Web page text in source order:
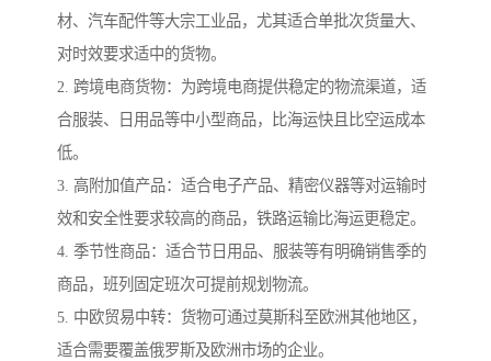
材、汽车配件等大宗工业品，尤其适合单批次货量大、
对时效要求适中的货物。
2. 跨境电商货物：为跨境电商提供稳定的物流渠道，适
合服装、日用品等中小型商品，比海运快且比空运成本
低。
3. 高附加值产品：适合电子产品、精密仪器等对运输时
效和安全性要求较高的商品，铁路运输比海运更稳定。
4. 季节性商品：适合节日用品、服装等有明确销售季的
商品，班列固定班次可提前规划物流。
5. 中欧贸易中转：货物可通过莫斯科至欧洲其他地区，
适合需要覆盖俄罗斯及欧洲市场的企业。